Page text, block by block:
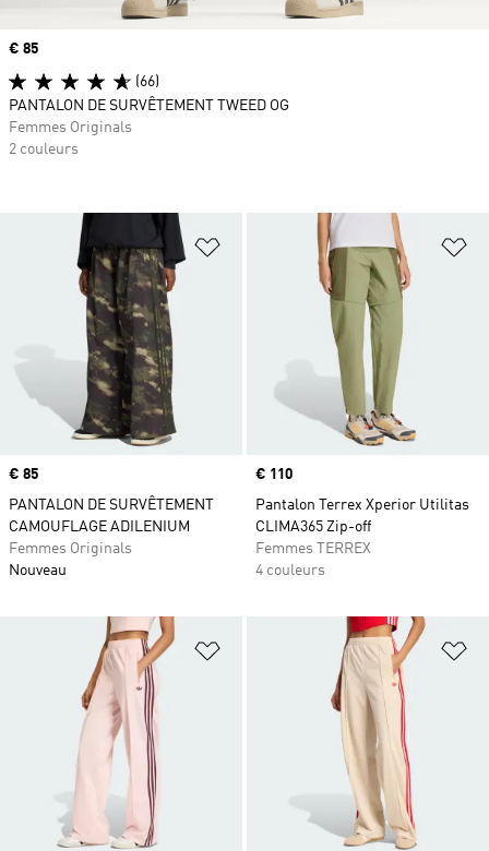
Ajouter à la Liste de produits
Prix
€ 85
PANTALON DE SURVÊTEMENT
CAMOUFLAGE ADILENIUM
Femmes Originals
Nouveau
Prix
€ 110
Pantalon Terrex Xperior Utilitas
CLIMA365 Zip-off
Femmes TERREX
4 couleurs
Ajouter à la Liste de produits
Prix
€ 85
(66)
PANTALON DE SURVÊTEMENT TWEED OG
Femmes Originals
2 couleurs